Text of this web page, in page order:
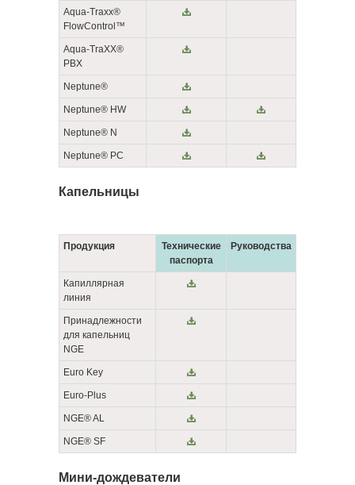
Aqua-Traxx®
FlowControl™
Aqua-TraXX®
PBX
Neptune®
Neptune® HW
Neptune® N
Neptune® PC
Капельницы
Продукция
Технические
паспорта
Руководства
Капиллярная
линия
Принадлежности
для капельниц
NGE
Euro Key
Euro-Plus
NGE® AL
NGE® SF
Мини-дождеватели